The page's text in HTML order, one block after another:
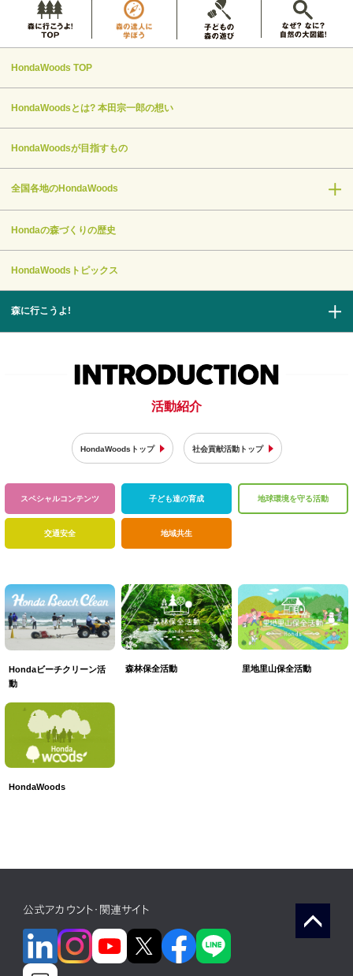
HondaWoods TOP
HondaWoodsとは? 本田宗一郎の想い
HondaWoodsが目指すもの
全国各地のHondaWoods
Hondaの森づくりの歴史
HondaWoodsトピックス
森に行こうよ!
活動紹介
HondaWoodsトップ 社会貢献活動トップ
スペシャルコンテンツ 子ども達の育成 地球環境を守る活動
交通安全 地域共生
Hondaビーチクリーン活
動
森林保全活動 里地里山保全活動
HondaWoods
公式アカウント・関連サイト